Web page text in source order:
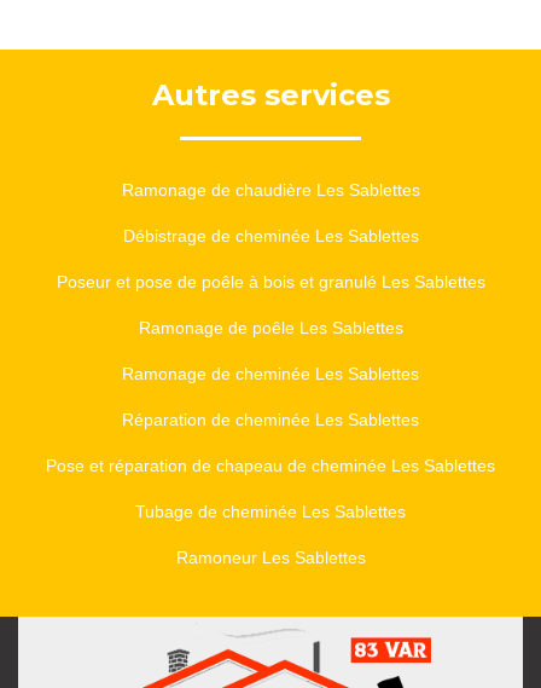
Autres services
Ramonage de chaudière Les Sablettes
Débistrage de cheminée Les Sablettes
Poseur et pose de poêle à bois et granulé Les Sablettes
Ramonage de poêle Les Sablettes
Ramonage de cheminée Les Sablettes
Réparation de cheminée Les Sablettes
Pose et réparation de chapeau de cheminée Les Sablettes
Tubage de cheminée Les Sablettes
Ramoneur Les Sablettes